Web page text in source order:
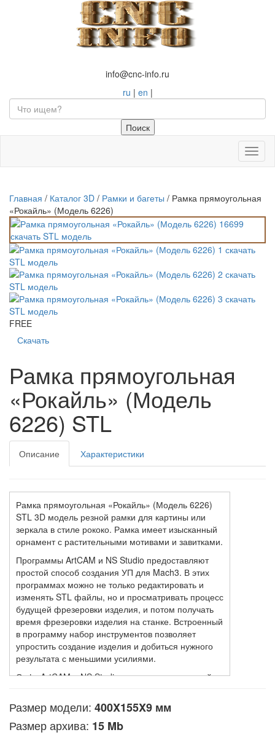
info@cnc-info.ru
ru | en |
Главная / Каталог 3D / Рамки и багеты / Рамка прямоугольная
«Рокайль» (Модель 6226)
FREE
Скачать
Рамка прямоугольная
«Рокайль» (Модель
6226) STL
Описание Характеристики
Рамка прямоугольная «Рокайль» (Модель 6226)
STL 3D модель резной рамки для картины или
зеркала в стиле рококо. Рамка имеет изысканный
орнамент с растительными мотивами и завитками.
Программы ArtCAM и NS Studio предоставляют
простой способ создания УП для Mach3. В этих
программах можно не только редактировать и
изменять STL файлы, но и просматривать процесс
будущей фрезеровки изделия, и потом получать
время фрезеровки изделия на станке. Встроенный
в программу набор инструментов позволяет
упростить создание изделия и добиться нужного
результата с меньшими усилиями.
Софт ArtCAM и NS Studio предлагают и простой
Mach3. В этих программах можно не только
просматривать процесс фрезеровки, но и точно
рассчитывать время, которое будет потрачено на
Размер модели: 400X155X9 мм
Размер архива: 15 Mb